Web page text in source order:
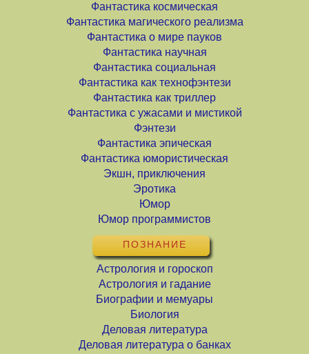
Фантастика космическая
Фантастика магического реализма
Фантастика о мире пауков
Фантастика научная
Фантастика социальная
Фантастика как технофэнтези
Фантастика как триллер
Фантастика с ужасами и мистикой
Фэнтези
Фантастика эпическая
Фантастика юмористическая
Экшн, приключения
Эротика
Юмор
Юмор программистов
ПОЗНАНИЕ
Астрология и гороскоп
Астрология и гадание
Биографии и мемуары
Биология
Деловая литература
Деловая литература о банках